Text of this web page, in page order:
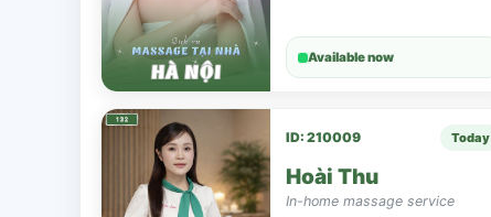
Available now
ID: 210009 Today
Hoài Thu
In-home massage service